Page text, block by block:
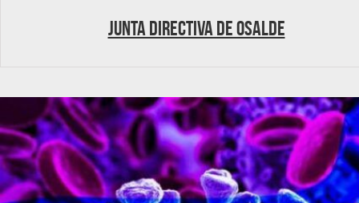
Junta Directiva de Osalde